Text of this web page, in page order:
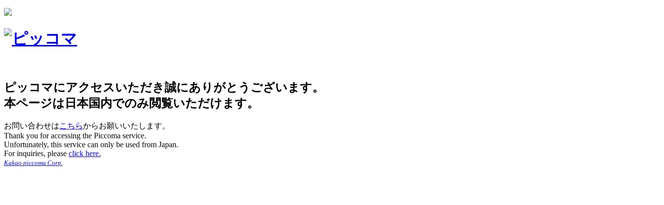
ピッコマにアクセスいただき誠にありがとうございます。
本ページは日本国内でのみ閲覧いただけます。
お問い合わせはこちらからお願いいたします。
Thank you for accessing the Piccoma service.
Unfortunately, this service can only be used from Japan.
For inquiries, please click here.
Kakao piccoma Corp.